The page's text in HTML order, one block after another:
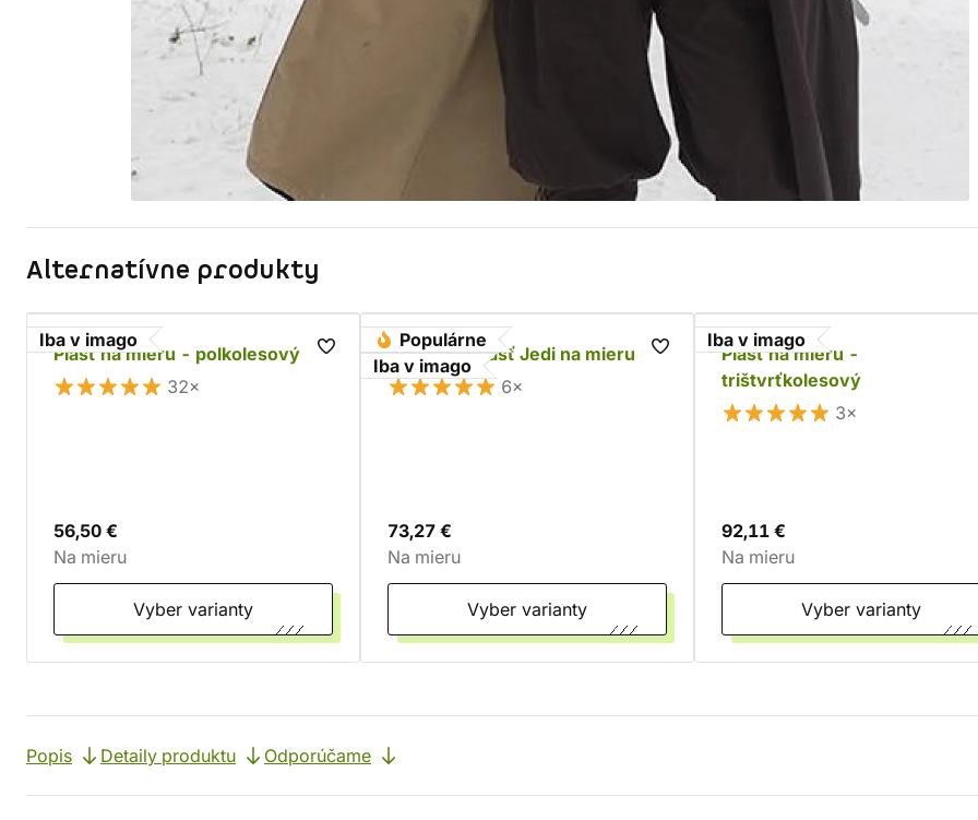
Alternatívne produkty
Iba v imago
Plášť na mieru - polkolesový
32×
56,50 €
Na mieru
Vyber varianty
Populárne
Iba v imago
Bavlnený plášť Jedi na mieru
6×
73,27 €
Na mieru
Vyber varianty
Iba v imago
Plášť na mieru -
trištvrťkolesový
3×
92,11 €
Na mieru
Vyber varianty
Popis Detaily produktu Odporúčame